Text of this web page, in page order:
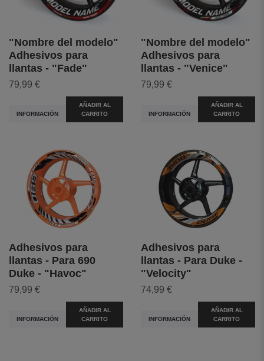
"Nombre del modelo"
Adhesivos para
llantas - "Fade"
79,99 €
INFORMACIÓN
AÑADIR AL
CARRITO
"Nombre del modelo"
Adhesivos para
llantas - "Venice"
79,99 €
INFORMACIÓN
AÑADIR AL
CARRITO
Adhesivos para
llantas - Para 690
Duke - "Havoc"
79,99 €
INFORMACIÓN
AÑADIR AL
CARRITO
Adhesivos para
llantas - Para Duke -
"Velocity"
74,99 €
INFORMACIÓN
AÑADIR AL
CARRITO